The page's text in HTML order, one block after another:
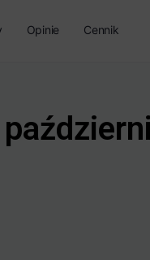
Opinie Cennik